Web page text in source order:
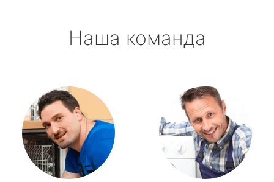
Наша команда